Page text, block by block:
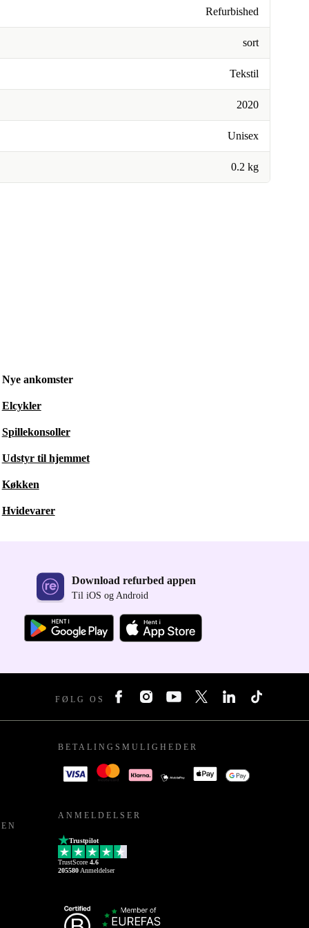
Refurbished
sort
Tekstil
2020
Unisex
0.2 kg
Nye ankomster
Elcykler
Spillekonsoller
Udstyr til hjemmet
Køkken
Hvidevarer
Download refurbed appen
Til iOS og Android
FØLG OS
BETALINGSMULIGHEDER
ANMELDELSER
Trustpilot
TrustScore 4.6
205580 Anmeldelser